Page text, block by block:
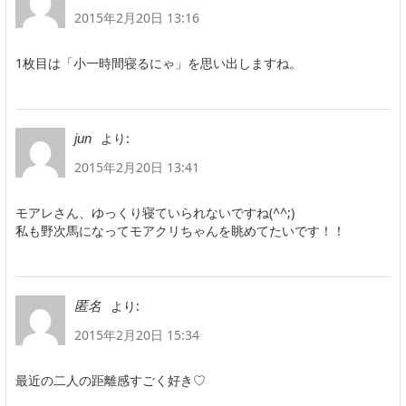
2015年2月20日 13:16
1枚目は「小一時間寝るにゃ」を思い出しますね。
jun
より:
2015年2月20日 13:41
モアレさん、ゆっくり寝ていられないですね(^^;)
私も野次馬になってモアクリちゃんを眺めてたいです！！
匿名
より:
2015年2月20日 15:34
最近の二人の距離感すごく好き♡